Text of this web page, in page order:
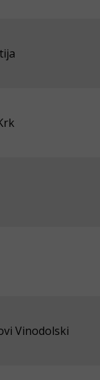
Vinodolski